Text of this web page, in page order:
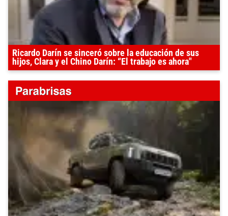
Ricardo Darín se sinceró sobre la educación de sus
hijos, Clara y el Chino Darín: “El trabajo es ahora"